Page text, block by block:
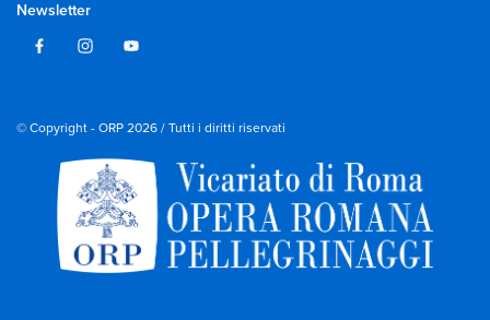
Newsletter
© Copyright - ORP 2026 / Tutti i diritti riservati